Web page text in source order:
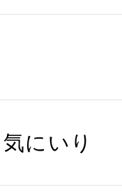
にいり